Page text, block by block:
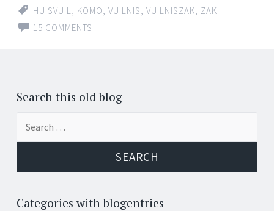
HUISVUIL
KOMO VUILNIS VUILNISZAK
ZAK
15 COMMENTS
Search this old blog
Categories with blogentries